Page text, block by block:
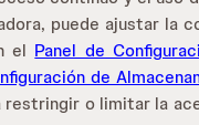
puede ajustar la
el Panel de
de
o limitar la